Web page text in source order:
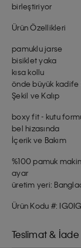
birleştiriyor
Ürün Özellikleri
pamuklu jarse
bisiklet yaka
kısa kollu
önde büyük
Şekil ve Kalıp
boxy fit - kutu
bel hizasında
İçerik ve Bakım
%100 pamuk
ayar
üretim yeri:
Ürün Kodu #:
Teslimat & İade